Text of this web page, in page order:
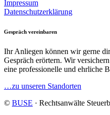
Impressum
Datenschutzerklärung
Gespräch vereinbaren
Ihr Anliegen können wir gerne
Gespräch erörtern. Wir
eine professionelle und ehrliche
…zu unseren Standorten
© BUSE · Rechtsanwälte